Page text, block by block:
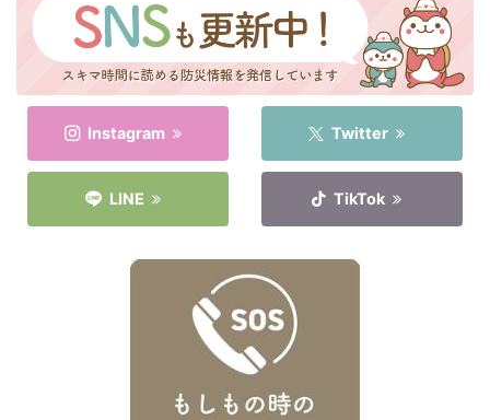
衛生用品 被災中 豪雨 赤ちゃん 避難前
避難所 野菜 防災おでかけ 防災グッズ
防災ポーチ 防災学習 非常持出袋 非常食
Instagram Twitter
LINE TikTok